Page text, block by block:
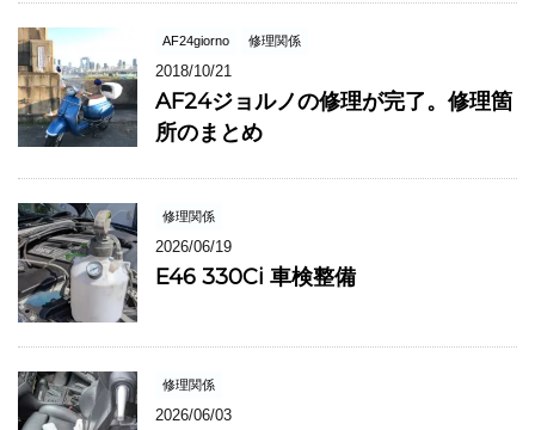
AF24giorno 修理関係
2018/10/21
AF24ジョルノの修理が完了。修理箇
所のまとめ
修理関係
2026/06/19
E46 330Ci 車検整備
修理関係
2026/06/03